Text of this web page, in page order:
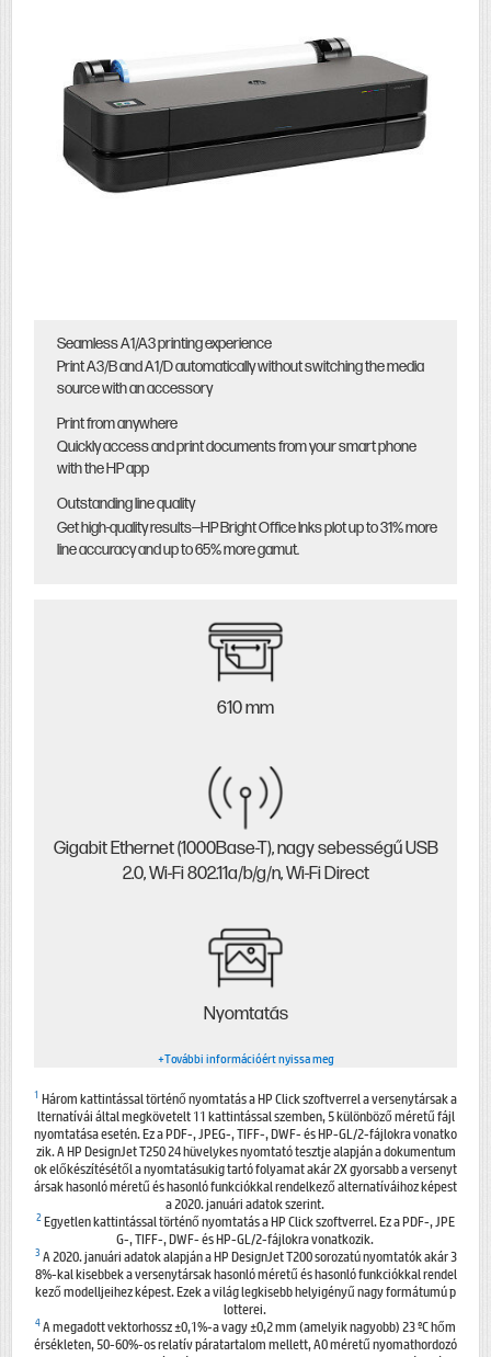
Seamless A1/A3 printing experience
Print A3/B and A1/D automatically without switching the media
source with an accessory
Print from anywhere
Quickly access and print documents from your smart phone
with the HP app
Outstanding line quality
Get high-quality results—HP Bright Office Inks plot up to 31% more
line accuracy and up to 65% more gamut.
610 mm
Gigabit Ethernet (1000Base-T), nagy sebességű USB
2.0, Wi-Fi 802.11a/b/g/n, Wi-Fi Direct
Nyomtatás
+További információért nyissa meg
1 Három kattintással történő nyomtatás a HP Click szoftverrel a versenytársak a
lternatívái által megkövetelt 11 kattintással szemben, 5 különböző méretű fájl
nyomtatása esetén. Ez a PDF-, JPEG-, TIFF-, DWF- és HP-GL/2-fájlokra vonatko
zik. A HP DesignJet T250 24 hüvelykes nyomtató tesztje alapján a dokumentum
ok előkészítésétől a nyomtatásukig tartó folyamat akár 2X gyorsabb a versenyt
ársak hasonló méretű és hasonló funkciókkal rendelkező alternatíváihoz képest
a 2020. januári adatok szerint.
2Egyetlen kattintással történő nyomtatás a HP Click szoftverrel. Ez a PDF-, JPE
G-, TIFF-, DWF- és HP-GL/2-fájlokra vonatkozik.
3 A 2020. januári adatok alapján a HP DesignJet T200 sorozatú nyomtatók akár 3
8%-kal kisebbek a versenytársak hasonló méretű és hasonló funkciókkal rendel
kező modelljeihez képest. Ezek a világ legkisebb helyigényű nagy formátumú p
lotterei.
4A megadott vektorhossz ±0,1%-a vagy ±0,2 mm (amelyik nagyobb) 23 ºC hőm
érsékleten, 50-60%-os relatív páratartalom mellett, A0 méretű nyomathordozó